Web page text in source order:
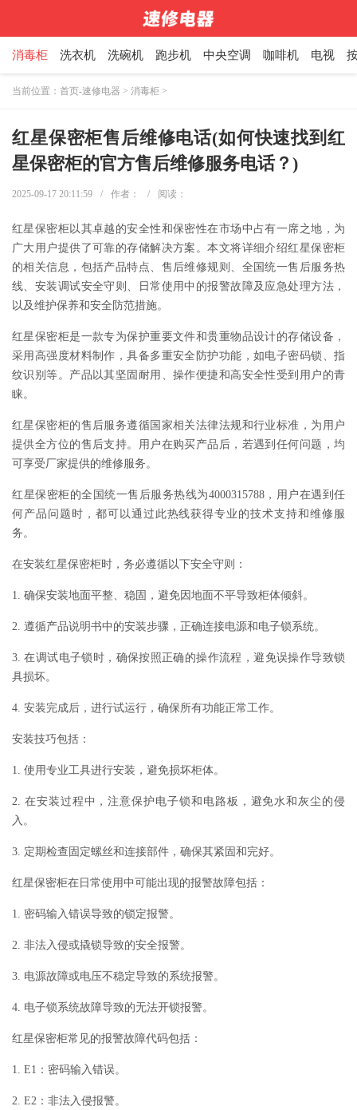
消毒柜 洗衣机 洗碗机 跑步机 中央空调 咖啡机 电视
当前位置： 首页-速修电器 > 消毒柜 >
红星保密柜售后维修电话(如何快速找到红
星保密柜的官方售后维修服务电话？)
2025-09-17 20:11:59 / 作者： / 阅读：
红星保密柜以其卓越的安全性和保密性在市场中占有一席之地，为
广大用户提供了可靠的存储解决方案。本文将详细介绍红星保密柜
的相关信息，包括产品特点、售后维修规则、全国统一售后服务热
线、安装调试安全守则、日常使用中的报警故障及应急处理方法，
以及维护保养和安全防范措施。
红星保密柜是一款专为保护重要文件和贵重物品设计的存储设备，
采用高强度材料制作，具备多重安全防护功能，如电子密码锁、指
纹识别等。产品以其坚固耐用、操作便捷和高安全性受到用户的青
睐。
红星保密柜的售后服务遵循国家相关法律法规和行业标准，为用户
提供全方位的售后支持。用户在购买产品后，若遇到任何问题，均
可享受厂家提供的维修服务。
红星保密柜的全国统一售后服务热线为4000315788，用户在遇到任
何产品问题时，都可以通过此热线获得专业的技术支持和维修服
务。
在安装红星保密柜时，务必遵循以下安全守则：
1. 确保安装地面平整、稳固，避免因地面不平导致柜体倾斜。
2. 遵循产品说明书中的安装步骤，正确连接电源和电子锁系统。
3. 在调试电子锁时，确保按照正确的操作流程，避免误操作导致锁
具损坏。
4. 安装完成后，进行试运行，确保所有功能正常工作。
安装技巧包括：
1. 使用专业工具进行安装，避免损坏柜体。
2. 在安装过程中，注意保护电子锁和电路板，避免水和灰尘的侵
入。
3. 定期检查固定螺丝和连接部件，确保其紧固和完好。
红星保密柜在日常使用中可能出现的报警故障包括：
1. 密码输入错误导致的锁定报警。
2. 非法入侵或撬锁导致的安全报警。
3. 电源故障或电压不稳定导致的系统报警。
4. 电子锁系统故障导致的无法开锁报警。
红星保密柜常见的报警故障代码包括：
1. E1：密码输入错误。
2. E2：非法入侵报警。